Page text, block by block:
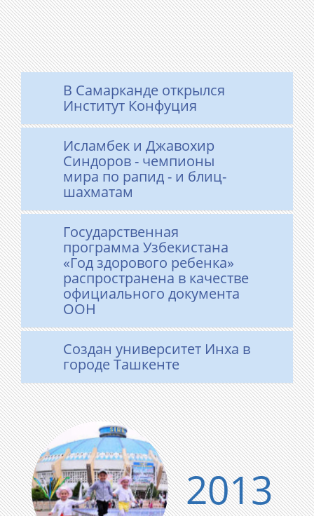
В Самарканде открылся
Институт Конфуция
Исламбек и Джавохир
Синдоров - чемпионы
мира по рапид - и блиц-
шахматам
Государственная
программа Узбекистана
«Год здорового ребенка»
распространена в качестве
официального документа
ООН
Создан университет Инха в
городе Ташкенте
2013